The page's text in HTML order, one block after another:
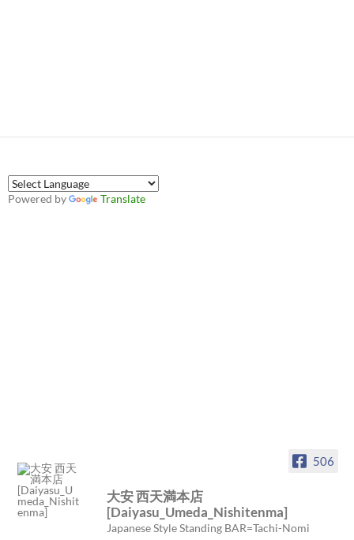
Powered by Translate
506
大安 西天満本店
[Daiyasu_Umeda_Nishitenma]
Japanese Style Standing BAR=Tachi-Nomi